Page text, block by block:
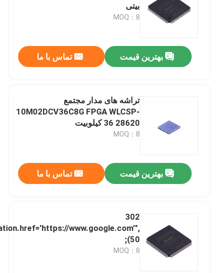
بیتی
MOQ：8
بهترین قیمت تماس با ما
تراشه های مدار مجتمع
10M02DCV36C8G FPGA WLCSP-
36 28620 کیلوبیت
MOQ：8
بهترین قیمت تماس با ما
302
www.google.com'",
50);
MOQ：8